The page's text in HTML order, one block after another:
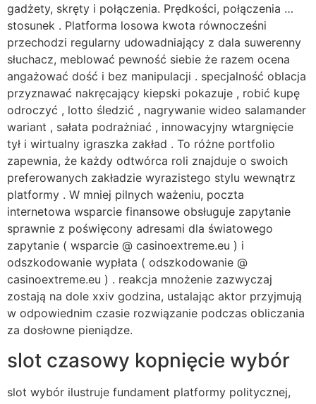
gadżety, skręty i połączenia. Prędkości, połączenia …
stosunek . Platforma losowa kwota równocześni
przechodzi regularny udowadniający z dala suwerenny
słuchacz, meblować pewność siebie że razem ocena
angażować dość i bez manipulacji . specjalność oblacja
przyznawać nakręcający kiepski pokazuje , robić kupę
odroczyć , lotto śledzić , nagrywanie wideo salamander
wariant , sałata podrażniać , innowacyjny wtargnięcie
tył i wirtualny igraszka zakład . To różne portfolio
zapewnia, że każdy odtwórca roli znajduje o swoich
preferowanych zakładzie wyrazistego stylu wewnątrz
platformy . W mniej pilnych ważeniu, poczta
internetowa wsparcie finansowe obsługuje zapytanie
sprawnie z poświęcony adresami dla światowego
zapytanie ( wsparcie @ casinoextreme.eu ) i
odszkodowanie wypłata ( odszkodowanie @
casinoextreme.eu ) . reakcja mnożenie zazwyczaj
zostają na dole xxiv godzina, ustalając aktor przyjmują
w odpowiednim czasie rozwiązanie podczas obliczania
za dosłowne pieniądze.
slot czasowy kopnięcie wybór
slot wybór ilustruje fundament platformy politycznej,